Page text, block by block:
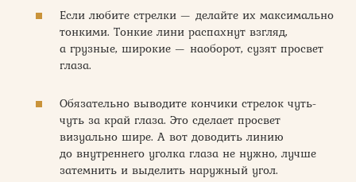
Если любите стрелки — делайте их максимально
тонкими. Тонкие лини распахнут взгляд,
а грузные, широкие — наоборот, сузят просвет
глаза.
Обязательно выводите кончики стрелок чуть-
чуть за край глаза. Это сделает просвет
визуально шире. А вот доводить линию
до внутреннего уголка глаза не нужно, лучше
затемнить и выделить наружный угол.